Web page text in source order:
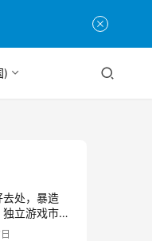
)
处，暴造
独立游戏市集